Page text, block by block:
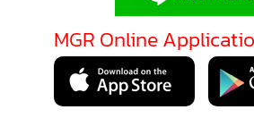
ทั้งนี้ แม้ในปี 2569 จังหวัดเชียงใหม่จะเ
เอื้อต่อการเกิดไฟป่า ทั้งอากาศร้อนจัด
เพลิงสะสม และข้อจำกัดของพื้นที่ภูเขาสู
ร้อนและพื้นที่เผาไหม้ยังสูงกว่าเป้าหมาย
MGR Online